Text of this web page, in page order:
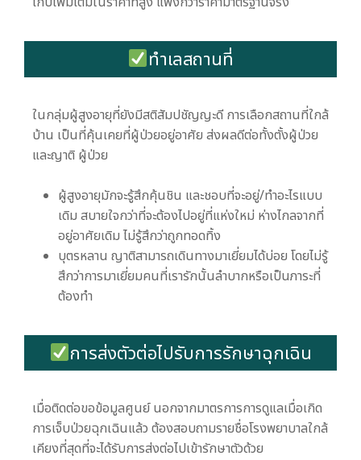
ทำเลสถานที่
ในกลุ่มผู้สูงอายุที่ยังมีสติสัมปชัญญะดี การเลือกสถานที่ใกล้
บ้าน เป็นที่คุ้นเคยที่ผู้ป่วยอยู่อาศัย ส่งผลดีต่อทั้งตั้งผู้ป่วย
และญาติ ผู้ป่วย
ผู้สูงอายุมักจะรู้สึกคุ้นชิน และชอบที่จะอยู่/ทำอะไรแบบ
เดิม สบายใจกว่าที่จะต้องไปอยู่ที่แห่งใหม่ ห่างไกลจากที่
อยู่อาศัยเดิม ไม่รู้สึกว่าถูกทอดทิ้ง
บุตรหลาน ญาติสามารถเดินทางมาเยี่ยมได้บ่อย โดยไม่รู้
สึกว่าการมาเยี่ยมคนที่เรารักนั้นลำบากหรือเป็นภาระที่
ต้องทำ
การส่งตัวต่อไปรับการรักษาฉุกเฉิน
เมื่อติดต่อขอข้อมูลศูนย์ นอกจากมาตรการการดูแลเมื่อเกิด
การเจ็บป่วยฉุกเฉินแล้ว ต้องสอบถามรายชื่อโรงพยาบาลใกล้
เคียงที่สุดที่จะได้รับการส่งต่อไปเข้ารักษาตัวด้วย